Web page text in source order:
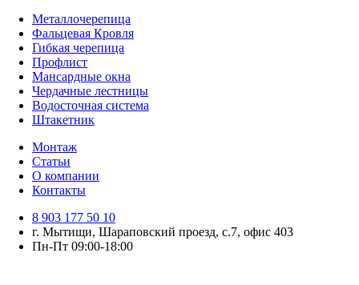
Металлочерепица
Фальцевая Кровля
Гибкая черепица
Профлист
Мансардные окна
Чердачные лестницы
Водосточная система
Штакетник
Монтаж
Статьи
О компании
Контакты
8 903 177 50 10
г. Мытищи, Шараповский проезд, с.7, офис 403
Пн-Пт 09:00-18:00